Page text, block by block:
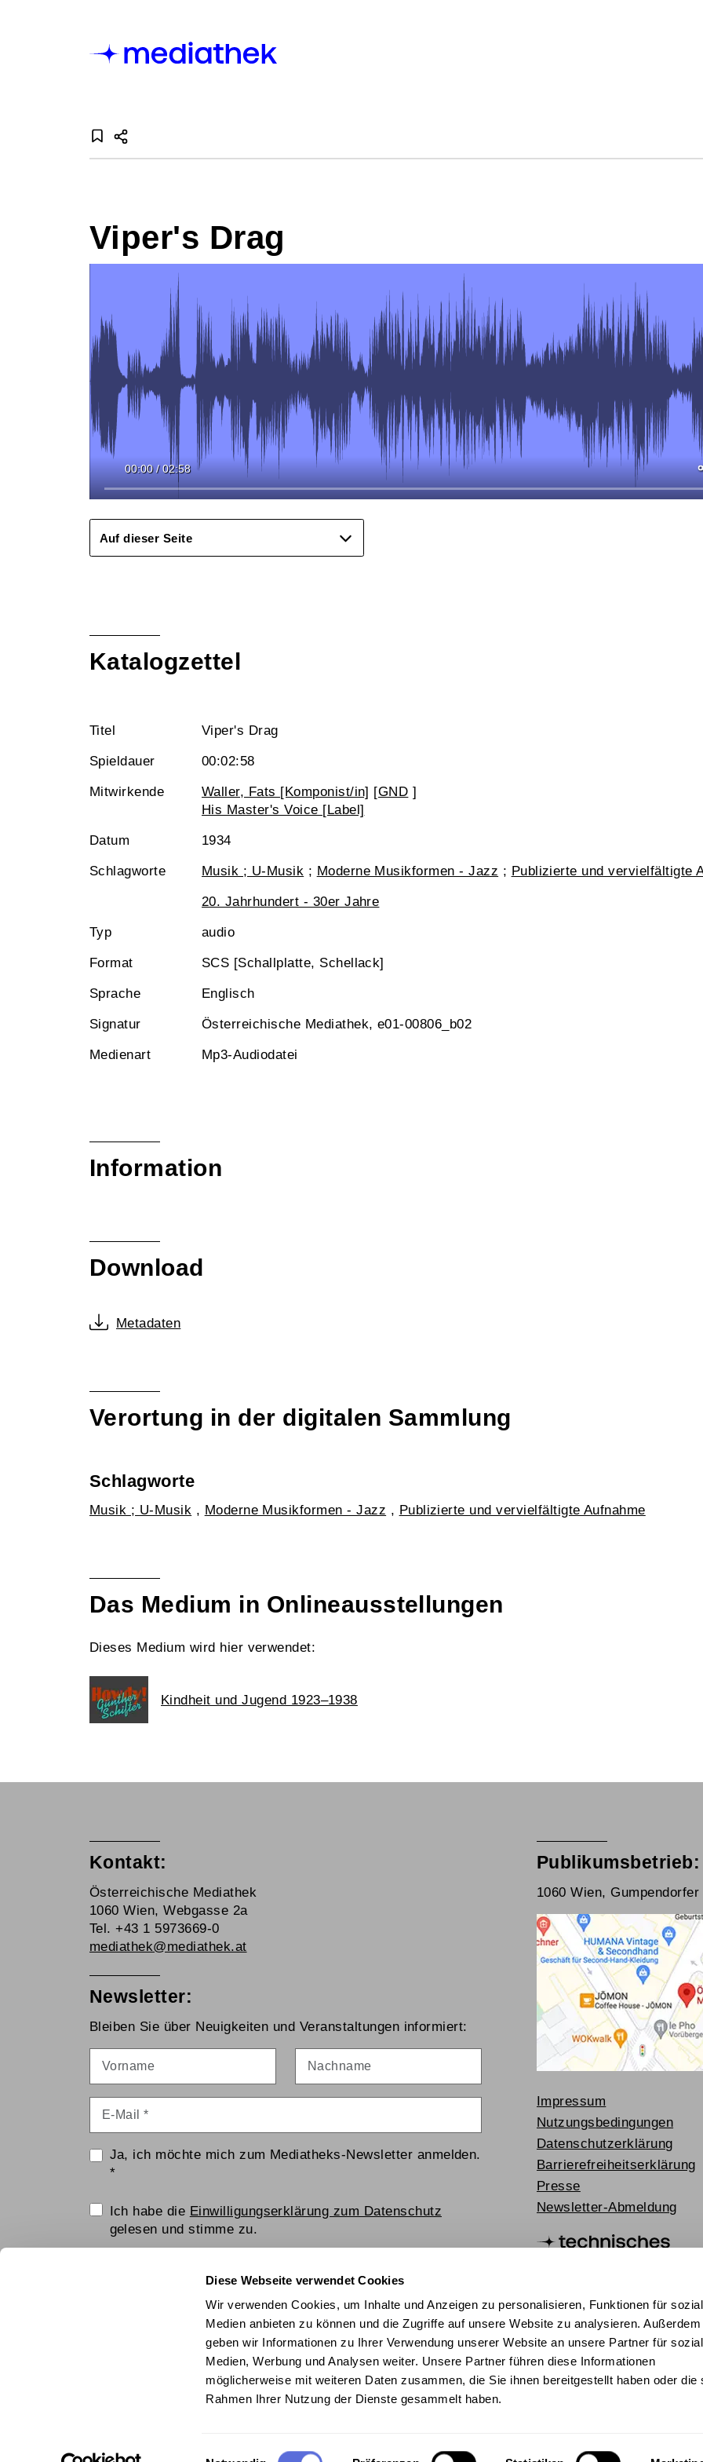
Diese Webseite verwendet Cookies
Wir verwenden Cookies, um Inhalte und Anzeigen zu personalisieren, Funktionen für
Medien anbieten zu können und die Zugriffe auf unsere Website zu analysieren. Außerdem
geben wir Informationen zu Ihrer Verwendung unserer Website an unsere Partner für
Medien, Werbung und Analysen weiter. Unsere Partner führen diese Informationen
möglicherweise mit weiteren Daten zusammen, die Sie ihnen bereitgestellt haben oder die
Rahmen Ihrer Nutzung der Dienste gesammelt haben.
Einwilligungsauswahl
Viper's Drag
00:00 / 02:58
Auf dieser Seite
Katalogzettel
Titel Viper's Drag
Spieldauer 00:02:58
Mitwirkende Waller, Fats [Komponist/in] [GND ]
His Master's Voice [Label]
Datum 1934
Schlagworte Musik ; U-Musik ; Moderne Musikformen - Jazz ; Publizierte und vervielfältigte
20. Jahrhundert - 30er Jahre
Typ audio
Format SCS [Schallplatte, Schellack]
Sprache Englisch
Signatur Österreichische Mediathek, e01-00806_b02
Medienart Mp3-Audiodatei
Information
Download
Metadaten
Verortung in der digitalen Sammlung
Schlagworte
Musik ; U-Musik , Moderne Musikformen - Jazz , Publizierte und vervielfältigte Aufnahme
Das Medium in Onlineausstellungen
Dieses Medium wird hier verwendet:
Kindheit und Jugend 1923–1938
Kontakt:
Österreichische Mediathek
1060 Wien, Webgasse 2a
Tel. +43 1 5973669-0
mediathek@mediathek.at
Newsletter:
Bleiben Sie über Neuigkeiten und Veranstaltungen informiert:
Ja, ich möchte mich zum Mediatheks-Newsletter anmelden.
*
Einwilligungserklärung
Ich habe die Einwilligungserklärung zum Datenschutz
gelesen und stimme zu.
Hier klicken
FriendlyCaptcha ⇗
Publikumsbetrieb:
1060 Wien,
Impressum
Nutzungsbedingungen
Datenschutzerklärung
Barrierefreiheitserklärung
Presse
Newsletter-Abmeldung
© Technisches Museum Wien mit Österreichischer Mediathek 2024